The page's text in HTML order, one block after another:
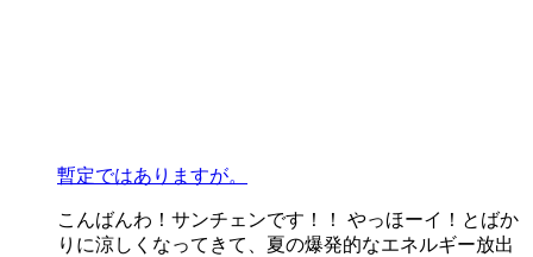
暫定ではありますが。
こんばんわ！サンチェンです！！ やっほーイ！とばか
りに涼しくなってきて、夏の爆発的なエネルギー放出